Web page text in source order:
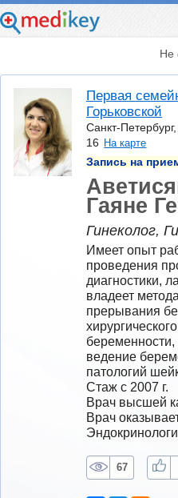
Не
Первая
Горьковской
Санкт-
16 На карте
Запись на
Гаяне
Гинеколог,
Имеет опыт
проведения
диагностики,
владеет
прерывания
беременности,
ведение
патологий
Стаж с 2007 г.
Врач высшей
Врач
67